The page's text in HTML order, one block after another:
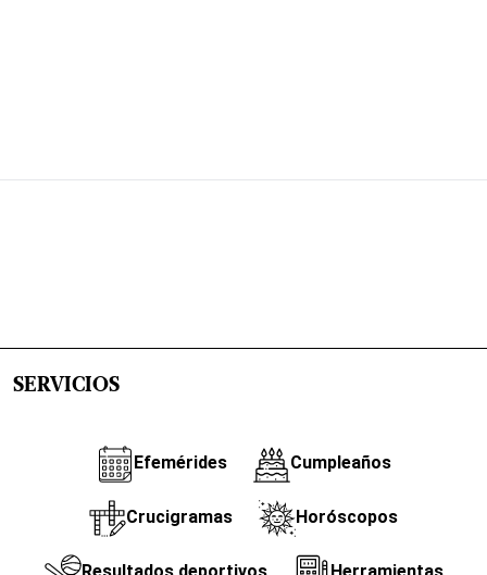
SERVICIOS
Efemérides Cumpleaños
Crucigramas Horóscopos